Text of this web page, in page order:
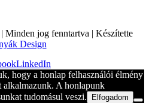
| Minden jog fenntartva | Készítette
Design
LinkedIn
hogy a honlap felhasználói élmény
alkalmazunk. A honlapunk
tudomásul veszi.
Elfogadom